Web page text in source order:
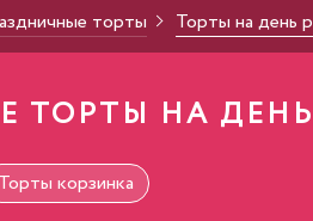
торты Торты на день
ТОРТЫ НА
Торты корзинка